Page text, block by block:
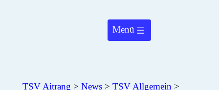
TSV Aitrang >News >TSV Allgemein >